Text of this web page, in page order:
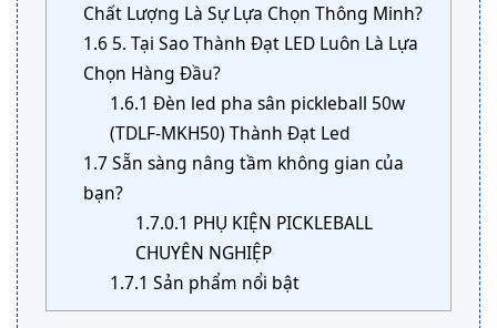
Chất Lượng Là Sự Lựa Chọn Thông Minh?
1.6 5. Tại Sao Thành Đạt LED Luôn Là Lựa
Chọn Hàng Đầu?
1.6.1 Đèn led pha sân pickleball 50w
(TDLF-MKH50) Thành Đạt Led
1.7Sẵn sàng nâng tầm không gian của
bạn?
1.7.0.1 PHỤ KIỆN PICKLEBALL
CHUYÊN NGHIỆP
1.7.1 Sản phẩm nổi bật